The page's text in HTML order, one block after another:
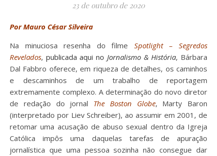
23 de outubro de 2020
Por Mauro César Silveira
Na minuciosa resenha do filme
Spotlight – Segredos
Revelados, publicada aqui no Jornalismo & História, Bárbara
Dal Fabbro oferece, em riqueza de detalhes, os caminhos
e descaminhos de um trabalho de reportagem
extremamente complexo. A determinação do novo diretor
de redação do jornal The Boston Globe, Marty Baron
(interpretado por Liev Schreiber), ao assumir em 2001, de
retomar uma acusação de abuso sexual dentro da Igreja
Católica impôs uma daquelas tarefas de apuração
jornalística que uma pessoa sozinha não consegue dar